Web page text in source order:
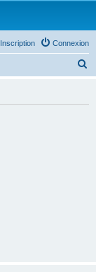
Connexion
Inscription